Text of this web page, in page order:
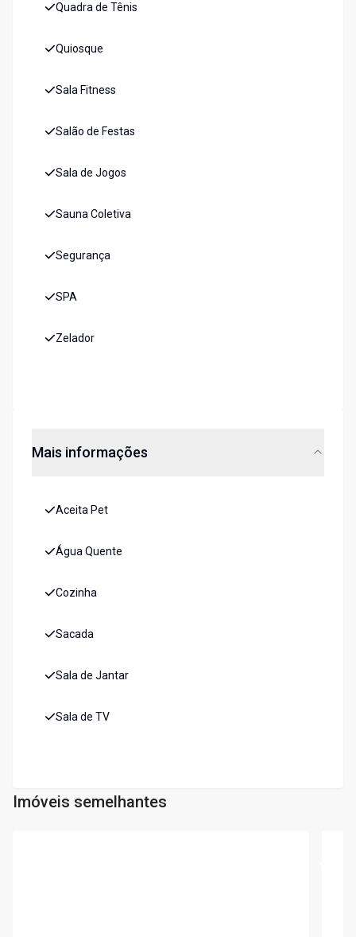
Quadra de Tênis
Quiosque
Sala Fitness
Salão de Festas
Sala de Jogos
Sauna Coletiva
Segurança
SPA
Zelador
Mais informações
Aceita Pet
Água Quente
Cozinha
Sacada
Sala de Jantar
Sala de TV
Imóveis semelhantes